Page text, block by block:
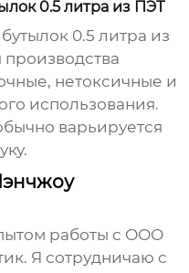
0.5 литра из ПЭТ
0.5 литра из
нетоксичные и
использования.
варьируется
работы с ООО
Я сотрудничаю с